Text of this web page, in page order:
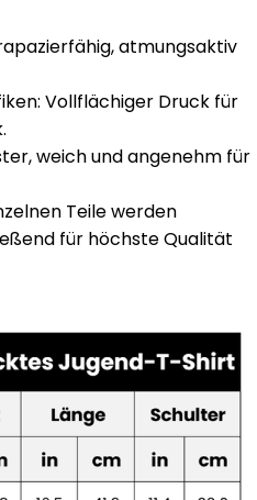
atmungsaktiv
Vollflächiger Druck für
weich und angenehm für
Teile werden
für höchste Qualität